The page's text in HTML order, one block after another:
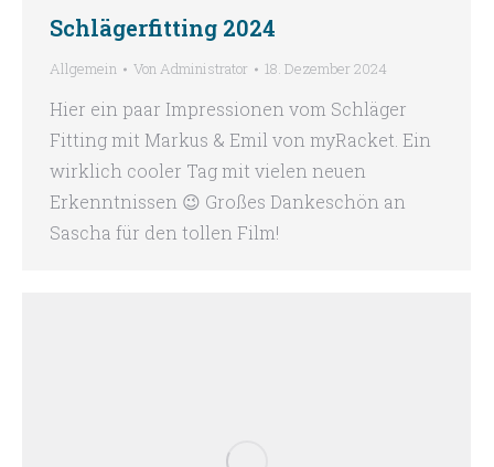
Schlägerfitting 2024
Allgemein VonAdministrator 18. Dezember 2024
Hier ein paar Impressionen vom Schläger
Fitting mit Markus & Emil von myRacket. Ein
wirklich cooler Tag mit vielen neuen
Erkenntnissen 😉 Großes Dankeschön an
Sascha für den tollen Film!